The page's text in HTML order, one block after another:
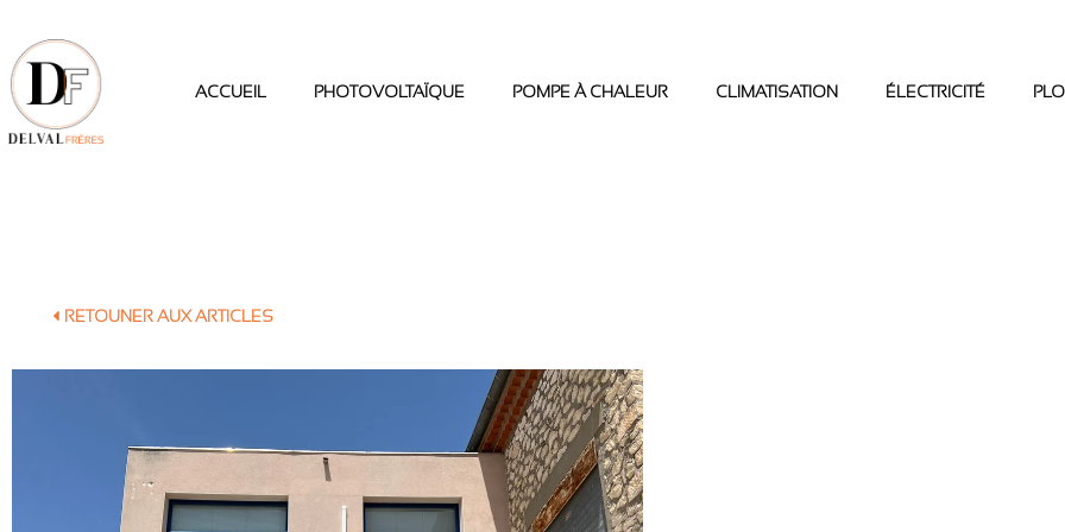
contenu
ACCUEIL PHOTOVOLTAÏQUE POMPE À CHALEUR CLIMATISATION ÉLECTRICITÉ
RETOUNER AUX ARTICLES